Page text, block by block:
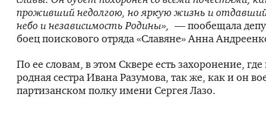
проживший недолгою, но яркую жизнь и отдавший
небо и независимость Родины», — пообещала
боец поискового отряда «Славяне» Анна
По ее словам, в этом Сквере есть захоронение, где
родная сестра Ивана Разумова, так же, как и он
партизанском полку имени Сергея Лазо.